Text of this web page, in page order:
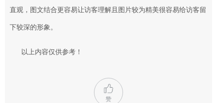
直观，图文结合更容易让访客理解且图片较为精美很容易给访客留
下较深的形象。
以上内容仅供参考！
赞